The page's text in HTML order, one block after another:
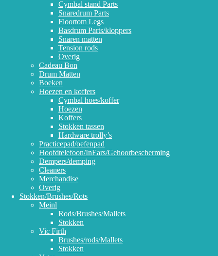
Cymbal stand Parts
Snaredrum Parts
Floortom Legs
Basdrum Parts/kloppers
Snaren matten
Tension rods
Overig
Cadeau Bon
Drum Matten
Boeken
Hoezen en koffers
Cymbal hoes/koffer
Hoezen
Koffers
Stokken tassen
Hardware trolly’s
Practicepad/oefenpad
Hoofdtelefoon/InEars/Gehoorbescherming
Dempers/demping
Cleaners
Merchandise
Overig
Stokken/Brushes/Rots
Meinl
Rods/Brushes/Mallets
Stokken
Vic Firth
Brushes/rods/Mallets
Stokken